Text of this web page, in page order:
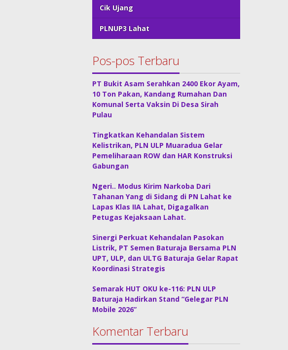
Cik Ujang
PLNUP3 Lahat
Pos-pos Terbaru
PT Bukit Asam Serahkan 2400 Ekor Ayam,
10 Ton Pakan, Kandang Rumahan Dan
Komunal Serta Vaksin Di Desa Sirah
Pulau
Tingkatkan Kehandalan Sistem
Kelistrikan, PLN ULP Muaradua Gelar
Pemeliharaan ROW dan HAR Konstruksi
Gabungan
Ngeri.. Modus Kirim Narkoba Dari
Tahanan Yang di Sidang di PN Lahat ke
Lapas Klas IIA Lahat, Digagalkan
Petugas Kejaksaan Lahat.
Sinergi Perkuat Kehandalan Pasokan
Listrik, PT Semen Baturaja Bersama PLN
UPT, ULP, dan ULTG Baturaja Gelar Rapat
Koordinasi Strategis
Semarak HUT OKU ke-116: PLN ULP
Baturaja Hadirkan Stand “Gelegar PLN
Mobile 2026”
Komentar Terbaru